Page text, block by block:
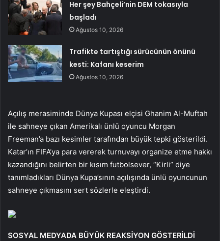
Her şey Bahçeli’nin DEM tokasıyla
başladı
Ağustos 10, 2026
Trafikte tartıştığı sürücünün önünü
kesti: Kafanı keserim
Ağustos 10, 2026
Açılış merasiminde Dünya Kupası elçisi Ghanim Al-Muftah
ile sahneye çıkan Amerikalı ünlü oyuncu Morgan
Freeman’a bazı kesimler tarafından büyük tepki gösterildi.
Katar’ın FIFA’ya para vererek turnuvayı organize etme hakkı
kazandığını belirten bir kısım futbolsever, “Kirli” diye
tanımladıkları Dünya Kupa’sının açılışında ünlü oyuncunun
sahneye çıkmasını sert sözlerle eleştirdi.
SOSYAL MEDYADA BÜYÜK REAKSİYON GÖSTERİLDİ